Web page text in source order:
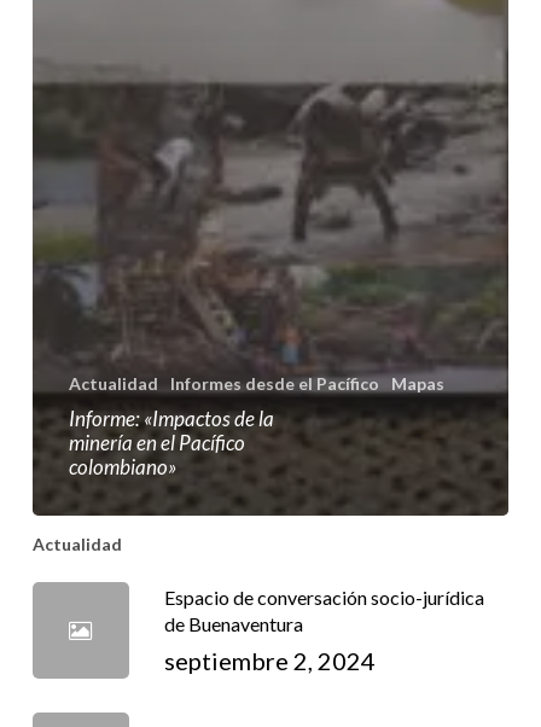
Actualidad Informes desde el Pacífico Mapas
Informe: «Impactos de la
minería en el Pacífico
colombiano»
Actualidad
Espacio de conversación socio-jurídica
de Buenaventura
septiembre 2, 2024